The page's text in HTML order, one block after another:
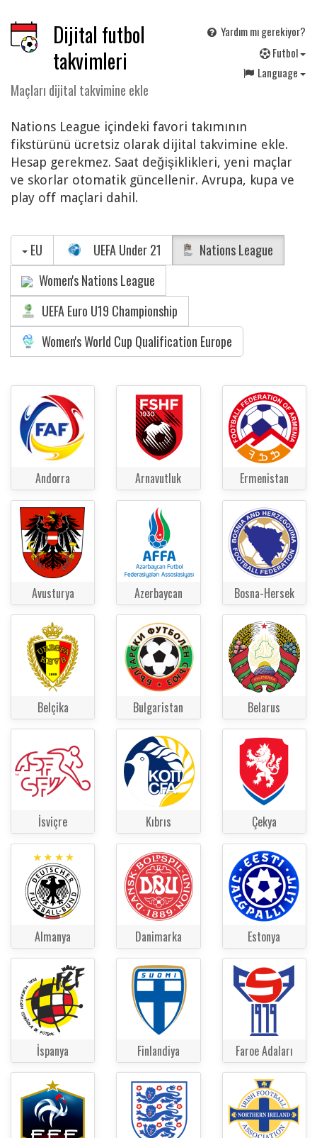
Dijital futbol
takvimleri
Maçları dijital takvimine ekle
Yardım mı gerekiyor?
Futbol
Language
Nations League içindeki favori takımının
fikstürünü ücretsiz olarak dijital takvimine ekle.
Hesap gerekmez. Saat değişiklikleri, yeni maçlar
ve skorlar otomatik güncellenir. Avrupa, kupa ve
play off maçlari dahil.
EU UEFA Under 21
Nations League
Women's Nations League
UEFA Euro U19 Championship
Women's World Cup Qualification Europe
Andorra Arnavutluk Ermenistan
Avusturya Azerbaycan Bosna-Hersek
Belçika Bulgaristan Belarus
İsviçre Kıbrıs Çekya
Almanya Danimarka Estonya
İspanya Finlandiya Faroe Adaları